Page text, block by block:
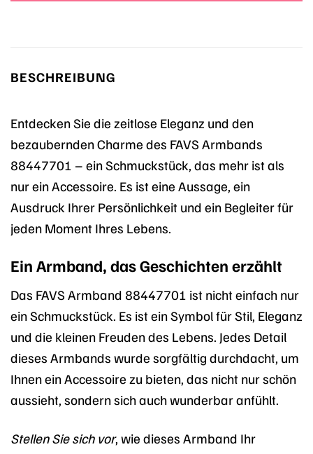
BESCHREIBUNG
Entdecken Sie die zeitlose Eleganz und den
bezaubernden Charme des FAVS Armbands
88447701 – ein Schmuckstück, das mehr ist als
nur ein Accessoire. Es ist eine Aussage, ein
Ausdruck Ihrer Persönlichkeit und ein Begleiter für
jeden Moment Ihres Lebens.
Ein Armband, das Geschichten erzählt
Das FAVS Armband 88447701 ist nicht einfach nur
ein Schmuckstück. Es ist ein Symbol für Stil, Eleganz
und die kleinen Freuden des Lebens. Jedes Detail
dieses Armbands wurde sorgfältig durchdacht, um
Ihnen ein Accessoire zu bieten, das nicht nur schön
aussieht, sondern sich auch wunderbar anfühlt.
Stellen Sie sich vor, wie dieses Armband Ihr